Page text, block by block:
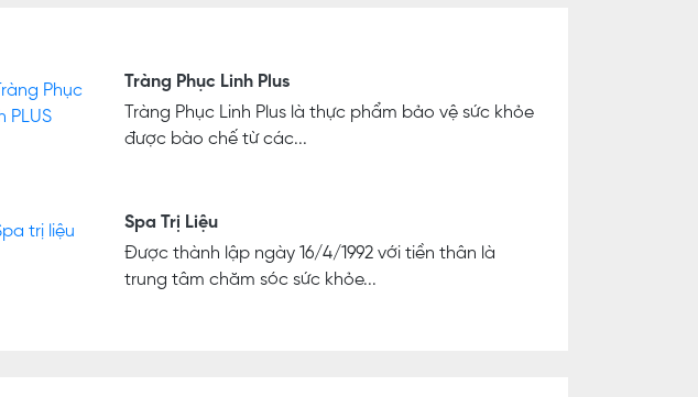
Tràng Phục Linh Plus
Tràng Phục Linh Plus là thực phẩm bảo vệ sức khỏe
được bào chế từ các...
Spa Trị Liệu
Được thành lập ngày 16/4/1992 với tiền thân là
trung tâm chăm sóc sức khỏe...